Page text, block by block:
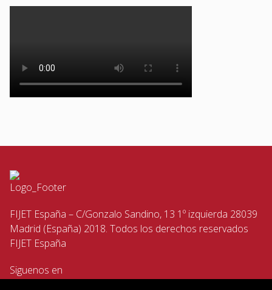
FIJET España – C/Gonzalo Sandino, 13 1º izquierda 28039
Madrid (España) 2018. Todos los derechos reservados
FIJET España
Siguenos en